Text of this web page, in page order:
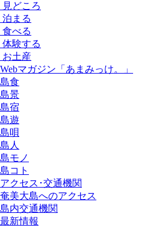
見どころ
泊まる
食べる
体験する
お土産
Webマガジン「あまみっけ。」
島食
島景
島宿
島遊
島唄
島人
島モノ
島コト
アクセス･交通機関
奄美大島へのアクセス
島内交通機関
最新情報